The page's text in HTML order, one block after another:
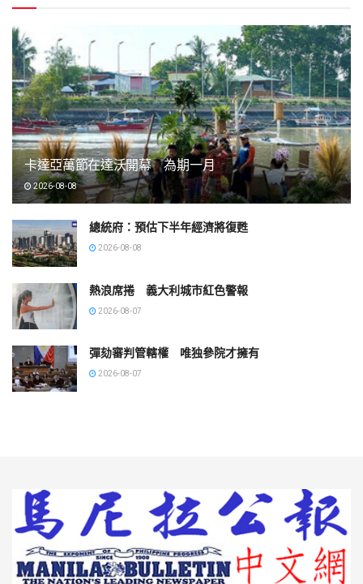
卡達亞萬節在達沃開幕 為期一月
2026-08-08
總統府：預估下半年經濟將復甦
2026-08-08
熱浪席捲 義大利城市紅色警報
2026-08-07
彈劾審判管轄權 唯独參院才擁有
2026-08-07